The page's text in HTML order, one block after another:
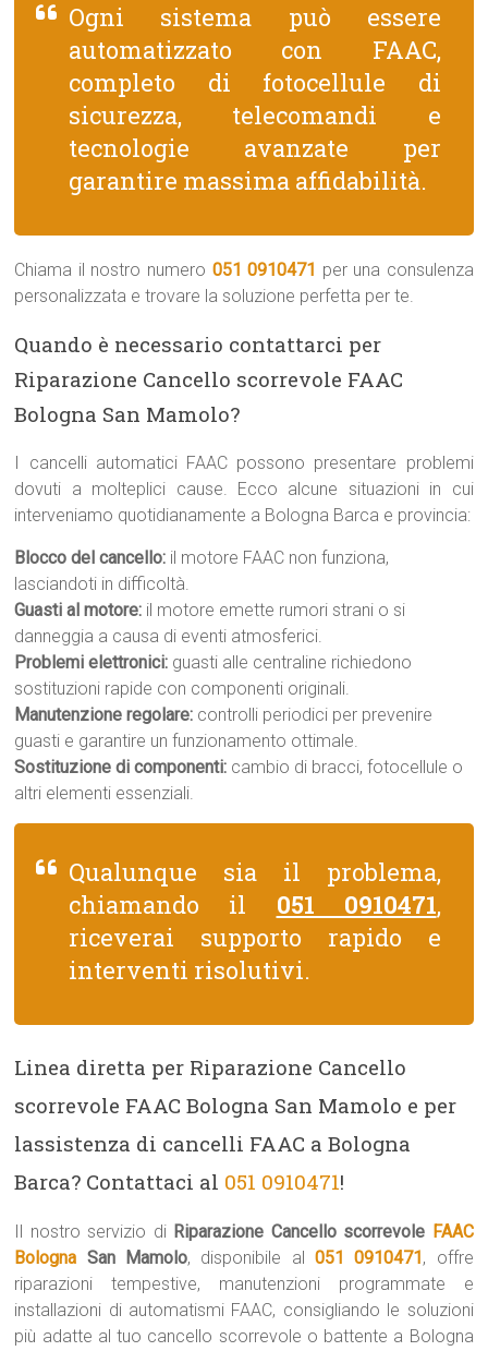
Ogni sistema può essere
automatizzato con FAAC,
completo di fotocellule di
sicurezza, telecomandi e
tecnologie avanzate per
garantire massima affidabilità.
Chiama il nostro numero 051 0910471 per una consulenza
personalizzata e trovare la soluzione perfetta per te.
Quando è necessario contattarci per
Riparazione Cancello scorrevole FAAC
Bologna San Mamolo?
I cancelli automatici FAAC possono presentare problemi
dovuti a molteplici cause. Ecco alcune situazioni in cui
interveniamo quotidianamente a Bologna Barca e provincia:
Blocco del cancello: il motore FAAC non funziona,
lasciandoti in difficoltà.
Guasti al motore: il motore emette rumori strani o si
danneggia a causa di eventi atmosferici.
Problemi elettronici: guasti alle centraline richiedono
sostituzioni rapide con componenti originali.
Manutenzione regolare: controlli periodici per prevenire
guasti e garantire un funzionamento ottimale.
Sostituzione di componenti: cambio di bracci, fotocellule o
altri elementi essenziali.
Qualunque sia il problema,
chiamando il 051 0910471,
riceverai supporto rapido e
interventi risolutivi.
Linea diretta per Riparazione Cancello
scorrevole FAAC Bologna San Mamolo e per
lassistenza di cancelli FAAC a Bologna
Barca? Contattaci al 051 0910471!
Il nostro servizio di Riparazione Cancello scorrevole FAAC
Bologna San Mamolo, disponibile al 051 0910471, offre
riparazioni tempestive, manutenzioni programmate e
installazioni di automatismi FAAC, consigliando le soluzioni
più adatte al tuo cancello scorrevole o battente a Bologna